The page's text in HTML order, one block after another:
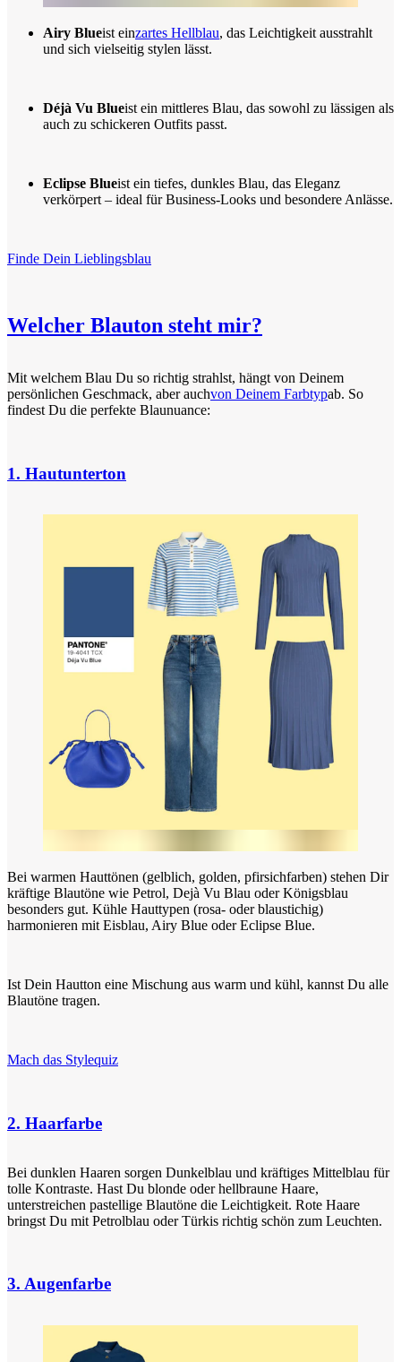
Airy Blueist einzartes Hellblau, das Leichtigkeit ausstrahlt
und sich vielseitig stylen lässt.
Déjà Vu Blueist ein mittleres Blau, das sowohl zu lässigen als
auch zu schickeren Outfits passt.
Eclipse Blueist ein tiefes, dunkles Blau, das Eleganz
verkörpert – ideal für Business-Looks und besondere Anlässe.
Finde Dein Lieblingsblau
Welcher Blauton steht mir?
Mit welchem Blau Du so richtig strahlst, hängt von Deinem
persönlichen Geschmack, aber auchvon Deinem Farbtypab. So
findest Du die perfekte Blaunuance:
1. Hautunterton
Bei warmen Hauttönen (gelblich, golden, pfirsichfarben) stehen Dir
kräftige Blautöne wie Petrol, Dejà Vu Blau oder Königsblau
besonders gut. Kühle Hauttypen (rosa- oder blaustichig)
harmonieren mit Eisblau, Airy Blue oder Eclipse Blue.
Ist Dein Hautton eine Mischung aus warm und kühl, kannst Du alle
Blautöne tragen.
Mach das Stylequiz
2. Haarfarbe
Bei dunklen Haaren sorgen Dunkelblau und kräftiges Mittelblau für
tolle Kontraste. Hast Du blonde oder hellbraune Haare,
unterstreichen pastellige Blautöne die Leichtigkeit. Rote Haare
bringst Du mit Petrolblau oder Türkis richtig schön zum Leuchten.
3. Augenfarbe